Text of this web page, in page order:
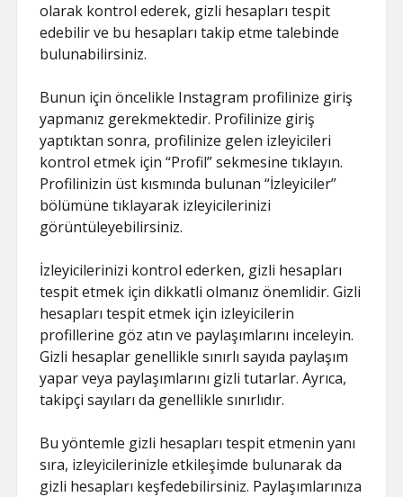
olarak kontrol ederek, gizli hesapları tespit
edebilir ve bu hesapları takip etme talebinde
bulunabilirsiniz.
Bunun için öncelikle Instagram profilinize giriş
yapmanız gerekmektedir. Profilinize giriş
yaptıktan sonra, profilinize gelen izleyicileri
kontrol etmek için “Profil” sekmesine tıklayın.
Profilinizin üst kısmında bulunan “İzleyiciler”
bölümüne tıklayarak izleyicilerinizi
görüntüleyebilirsiniz.
İzleyicilerinizi kontrol ederken, gizli hesapları
tespit etmek için dikkatli olmanız önemlidir. Gizli
hesapları tespit etmek için izleyicilerin
profillerine göz atın ve paylaşımlarını inceleyin.
Gizli hesaplar genellikle sınırlı sayıda paylaşım
yapar veya paylaşımlarını gizli tutarlar. Ayrıca,
takipçi sayıları da genellikle sınırlıdır.
Bu yöntemle gizli hesapları tespit etmenin yanı
sıra, izleyicilerinizle etkileşimde bulunarak da
gizli hesapları keşfedebilirsiniz. Paylaşımlarınıza